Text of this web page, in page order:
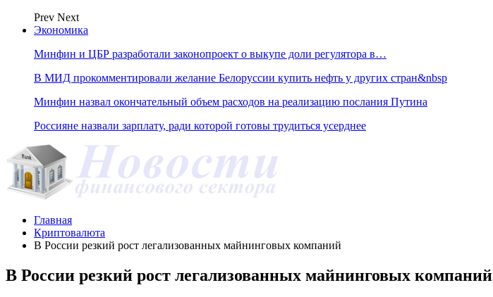
Prev Next
Экономика
Минфин и ЦБР разработали законопроект о выкупе доли регулятора в…
В МИД прокомментировали желание Белоруссии купить нефть у других стран&nbsp
Минфин назвал окончательный объем расходов на реализацию послания Путина
Россияне назвали зарплату, ради которой готовы трудиться усерднее
Главная
Криптовалюта
В России резкий рост легализованных майнинговых компаний
В России резкий рост легализованных майнинговых компаний